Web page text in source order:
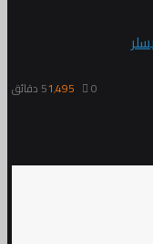
0 1٬4955 دقائق